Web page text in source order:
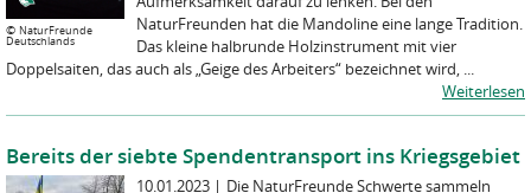
© NaturFreunde
Deutschlands
NaturFreunden hat die Mandoline eine lange Tradition.
Das kleine halbrunde Holzinstrument mit vier
Doppelsaiten, das auch als „Geige des Arbeiters“ bezeichnet wird, ...
Weiterlesen
Bereits der siebte Spendentransport ins Kriegsgebiet
10.01.2023 | Die NaturFreunde Schwerte sammeln